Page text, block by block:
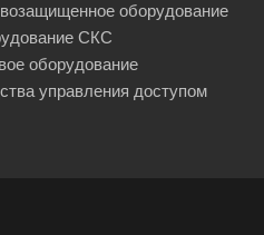
оборудование
СКС
оборудование
управления доступом